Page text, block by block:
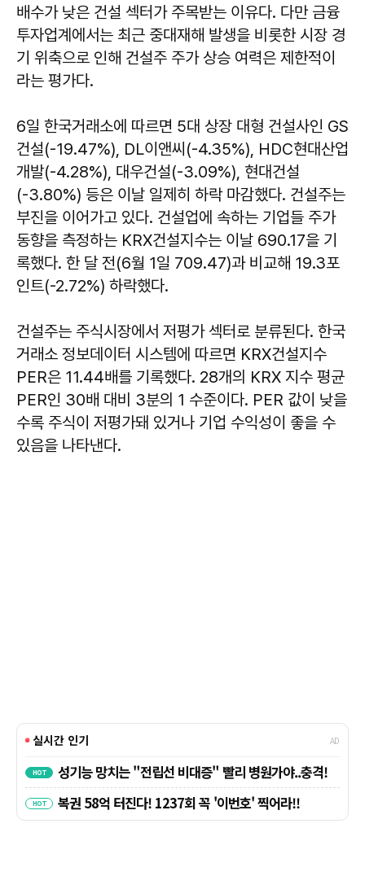
배수가 낮은 건설 섹터가 주목받는 이유다. 다만 금융
투자업계에서는 최근 중대재해 발생을 비롯한 시장 경
기 위축으로 인해 건설주 주가 상승 여력은 제한적이
라는 평가다.
6일 한국거래소에 따르면 5대 상장 대형 건설사인 GS
건설(-19.47%), DL이앤씨(-4.35%), HDC현대산업
개발(-4.28%), 대우건설(-3.09%), 현대건설
(-3.80%) 등은 이날 일제히 하락 마감했다. 건설주는
부진을 이어가고 있다. 건설업에 속하는 기업들 주가
동향을 측정하는 KRX건설지수는 이날 690.17을 기
록했다. 한 달 전(6월 1일 709.47)과 비교해 19.3포
인트(-2.72%) 하락했다.
건설주는 주식시장에서 저평가 섹터로 분류된다. 한국
거래소 정보데이터 시스템에 따르면 KRX건설지수
PER은 11.44배를 기록했다. 28개의 KRX 지수 평균
PER인 30배 대비 3분의 1 수준이다. PER 값이 낮을
수록 주식이 저평가돼 있거나 기업 수익성이 좋을 수
있음을 나타낸다.